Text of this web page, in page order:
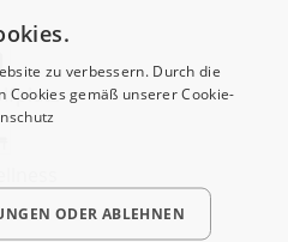
zu verbessern. Durch die
Cookies gemäß unserer Cookie-
ODER ABLEHNEN